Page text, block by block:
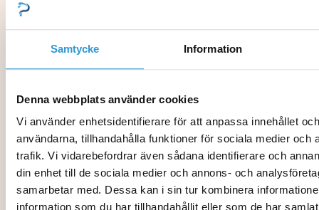
Samtycke Information
Denna webbplats använder cookies
Vi använder enhetsidentifierare för att anpassa innehållet
användarna, tillhandahålla funktioner för sociala medier och
trafik. Vi vidarebefordrar även sådana identifierare och
din enhet till de sociala medier och annons- och
samarbetar med. Dessa kan i sin tur kombinera
information som du har tillhandahållit eller som de har
Serien
X-
Serien